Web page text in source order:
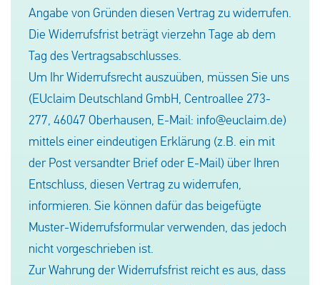
Angabe von Gründen diesen Vertrag zu widerrufen.
Die Widerrufsfrist beträgt vierzehn Tage ab dem
Tag des Vertragsabschlusses.
Um Ihr Widerrufsrecht auszuüben, müssen Sie uns
(EUclaim Deutschland GmbH, Centroallee 273-
277, 46047 Oberhausen, E-Mail: info@euclaim.de)
mittels einer eindeutigen Erklärung (z.B. ein mit
der Post versandter Brief oder E-Mail) über Ihren
Entschluss, diesen Vertrag zu widerrufen,
informieren. Sie können dafür das beigefügte
Muster-Widerrufsformular verwenden, das jedoch
nicht vorgeschrieben ist.
Zur Wahrung der Widerrufsfrist reicht es aus, dass